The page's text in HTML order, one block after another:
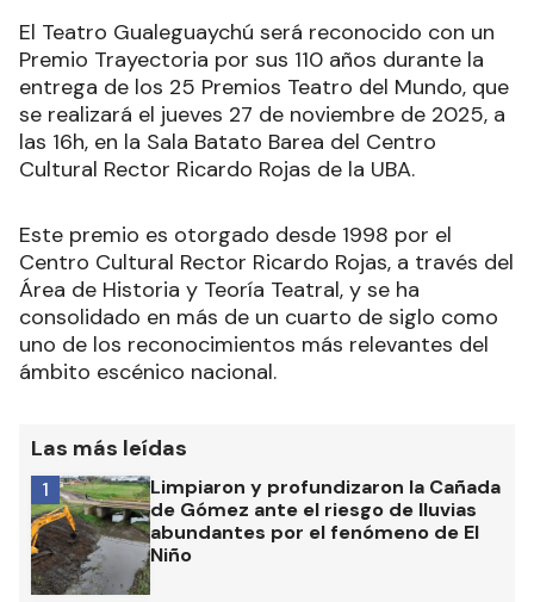
El Teatro Gualeguaychú será reconocido con un
Premio Trayectoria por sus 110 años durante la
entrega de los 25 Premios Teatro del Mundo, que
se realizará el jueves 27 de noviembre de 2025, a
las 16h, en la Sala Batato Barea del Centro
Cultural Rector Ricardo Rojas de la UBA.
Este premio es otorgado desde 1998 por el
Centro Cultural Rector Ricardo Rojas, a través del
Área de Historia y Teoría Teatral, y se ha
consolidado en más de un cuarto de siglo como
uno de los reconocimientos más relevantes del
ámbito escénico nacional.
Las más leídas
Limpiaron y profundizaron la Cañada
de Gómez ante el riesgo de lluvias
abundantes por el fenómeno de El
Niño
1